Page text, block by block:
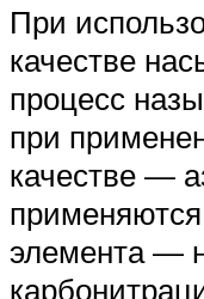
При
качестве
процесс
при
качестве —
элемента —